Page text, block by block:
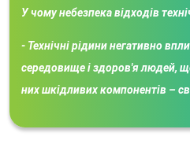
У чому небезпека відходів
- Технічні рідини негативно
середовище і здоров'я людей,
них шкідливих компонентів –